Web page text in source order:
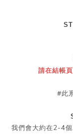
請在結帳
#此
我們會大約在2-4